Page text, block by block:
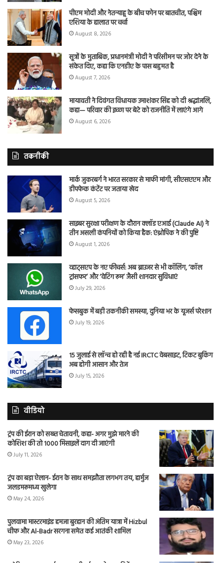
पीएम मोदी और नेतन्याहू के बीच फोन पर बातचीत, पश्चिम
एशिया के हालात पर चर्चा
August 8, 2026
सूत्रों के मुताबिक, प्रधानमंत्री मोदी ने परिसीमन पर जोर देने के
संकेत दिए, कहा कि एनडीए के पास बहुमत है
August 7, 2026
मायावती ने दिवंगत विधायक उमाशंकर सिंह को दी श्रद्धांजलि,
कहा— परिवार की इच्छा पर बेटे को राजनीति में लाएंगे आगे
August 6, 2026
तकनीकी
मार्क जुकरबर्ग ने भारत सरकार से माफी मांगी, सीएसएएम और
डीपफेक कंटेंट पर जताया खेद
August 5, 2026
साइबर सुरक्षा परीक्षण के दौरान क्लॉड एआई (Claude AI) ने
तीन असली कंपनियों को किया हैक: एंथ्रोपिक ने की पुष्टि
August 1, 2026
व्हाट्सएप के नए फीचर्स: अब ब्राउजर से भी कॉलिंग, ‘कॉल
ट्रांसफर’ और ‘वेटिंग रूम’ जैसी शानदार सुविधाएं
July 29, 2026
फेसबुक में बड़ी तकनीकी समस्या, दुनिया भर के यूजर्स परेशान
July 19, 2026
15 जुलाई से लॉन्च हो रही है नई IRCTC वेबसाइट, टिकट बुकिंग
अब होगी आसान और तेज
July 15, 2026
वीडियो
ट्रंप की ईरान को सख्त चेतावनी, कहा- अगर मुझे मारने की
कोशिश की तो 1000 मिसाइलें दाग दी जाएंगी
July 11, 2026
ट्रंप का बड़ा ऐलान- ईरान के साथ समझौता लगभग तय, हार्मुज
जलडमरूमध्य खुलेगा
May 24, 2026
पुलवामा मास्टरमाइंड हमजा बुरहान की अंतिम यात्रा में Hizbul
चीफ और Al-Badr सरगना समेत कई आतंकी शामिल
May 23, 2026